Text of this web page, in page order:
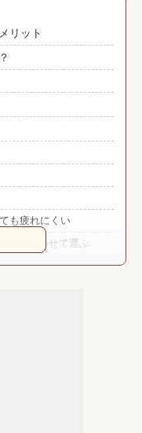
リット
も疲れにくい
ンに合わせて選ぶ